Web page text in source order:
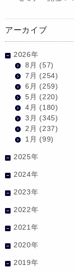
アーカイブ
2026年
8月 (57)
7月 (254)
6月 (259)
5月 (220)
4月 (180)
3月 (345)
2月 (237)
1月 (99)
2025年
2024年
2023年
2022年
2021年
2020年
2019年